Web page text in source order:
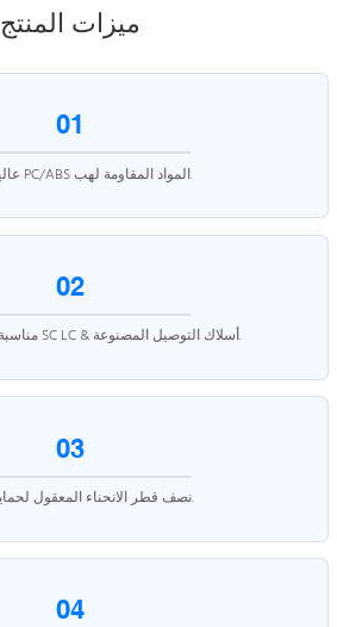
ميزات المنتج
01
عالية الجودة PC/ABS المواد المقاومة لهب.
02
مناسبة لمحولات الألياف SC LC & أسلاك التوصيل المصنوعة.
03
نصف قطر الانحناء المعقول لحماية الألياف.
04